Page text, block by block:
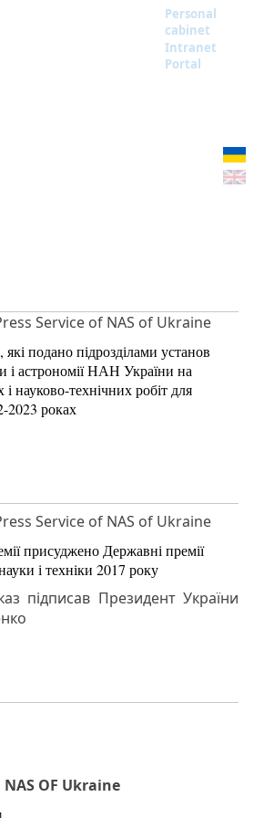
Personal
cabinet
Intranet
Portal
Service of NAS of Ukraine
які подано підрозділами установ
і астрономії НАН України на
науково-технічних робіт для
2023 роках
Service of NAS of Ukraine
присуджено Державні премії
і техніки 2017 року
підписав Президент України
NAS OF Ukraine